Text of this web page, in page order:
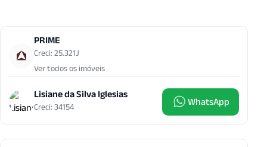
PRIME
Creci: 25.321J
Ver todos os imóveis
Lisiane da Silva Iglesias
Creci: 34154 WhatsApp